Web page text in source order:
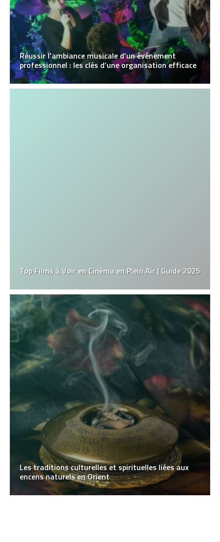
Réussir l’ambiance musicale d’un événement
professionnel : les clés d’une organisation efficace
Top Films à Voir en Cinéma en Plein Air | Guide 2025
Les traditions culturelles et spirituelles liées aux
encens naturels en Orient